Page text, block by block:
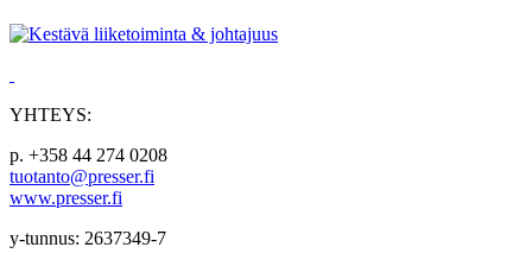
YHTEYS:
p. +358 44 274 0208
tuotanto@presser.fi
www.presser.fi
y-tunnus: 2637349-7